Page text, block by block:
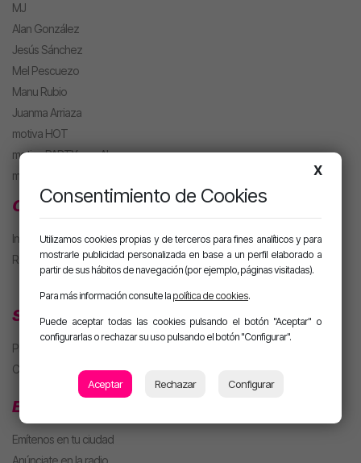
MJ
Alan González
Jesús Sánchez
Mel Pescuezo
Manu Rubio
Juanma Arriaza
motiva HOT
motiva PARTY con Alan
m. PARTY Extended
CLUB MOTIVA
Iniciar sesión
Regístrate
SECCIONES
Playlist
Concursos
EMPRESAS
Emítenos en tu ciudad
Anúnciate en la radio
X
Consentimiento de Cookies
Utilizamos cookies propias y de terceros para fines analíticos y para
mostrarle publicidad personalizada en base a un perfil elaborado a
partir de sus hábitos de navegación (por ejemplo, páginas visitadas).
Para más información consulte la política de cookies.
Puede aceptar todas las cookies pulsando el botón "Aceptar" o
configurarlas o rechazar su uso pulsando el botón "Configurar".
Aceptar Rechazar Configurar